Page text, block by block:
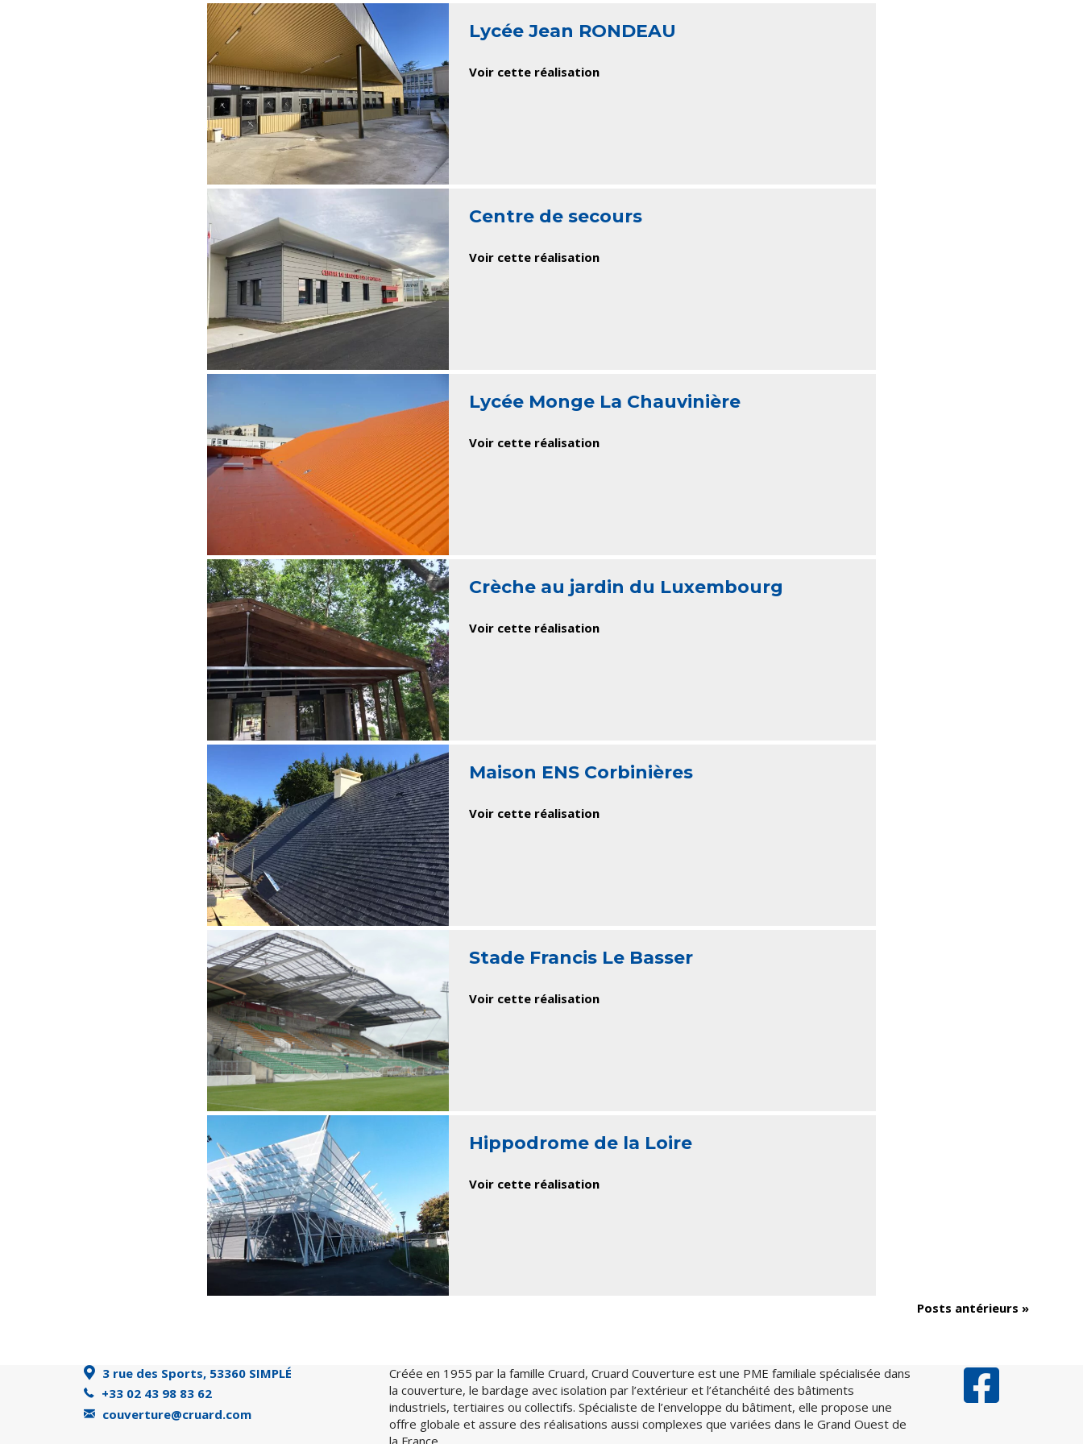
Lycée Jean RONDEAU
Voir cette réalisation
Centre de secours
Voir cette réalisation
Lycée Monge La Chauvinière
Voir cette réalisation
Crèche au jardin du Luxembourg
Voir cette réalisation
Maison ENS Corbinières
Voir cette réalisation
Stade Francis Le Basser
Voir cette réalisation
Hippodrome de la Loire
Voir cette réalisation
Posts antérieurs »
3 rue des Sports, 53360 SIMPLÉ
+33 02 43 98 83 62
couverture@cruard.com
Créée en 1955 par la famille Cruard, Cruard Couverture est une PME familiale spécialisée dans
la couverture, le bardage avec isolation par l’extérieur et l’étanchéité des bâtiments
industriels, tertiaires ou collectifs. Spécialiste de l’enveloppe du bâtiment, elle propose une
offre globale et assure des réalisations aussi complexes que variées dans le Grand Ouest de
la France.